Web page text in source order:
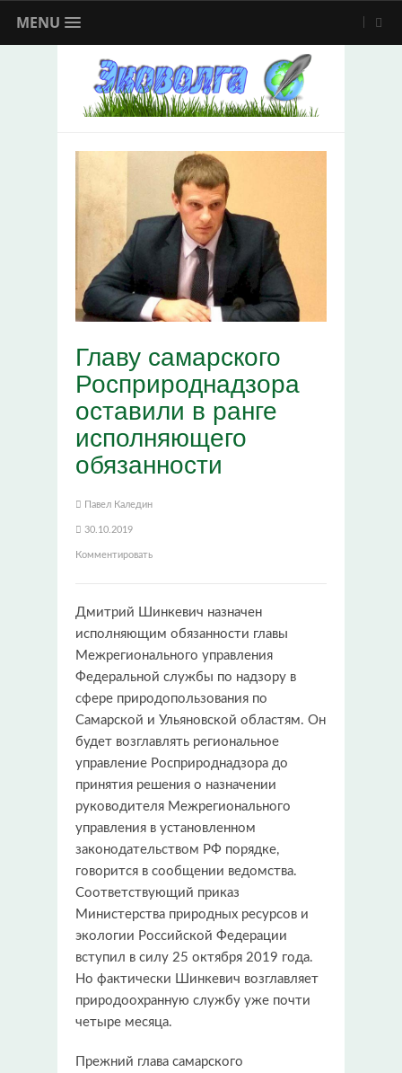
MENU
Главу самарского
Росприроднадзора
оставили в ранге
исполняющего
обязанности
Павел Каледин
30.10.2019
Комментировать
Дмитрий Шинкевич назначен
исполняющим обязанности главы
Межрегионального управления
Федеральной службы по надзору в
сфере природопользования по
Самарской и Ульяновской областям. Он
будет возглавлять региональное
управление Росприроднадзора до
принятия решения о назначении
руководителя Межрегионального
управления в установленном
законодательством РФ порядке,
говорится в сообщении ведомства.
Соответствующий приказ
Министерства природных ресурсов и
экологии Российской Федерации
вступил в силу 25 октября 2019 года.
Но фактически Шинкевич возглавляет
природоохранную службу уже почти
четыре месяца.
Прежний глава самарского